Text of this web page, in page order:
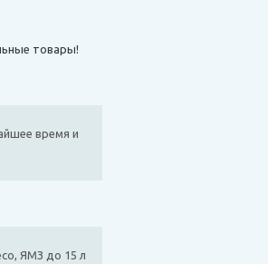
товары!
время и
ЯМЗ до 15 л